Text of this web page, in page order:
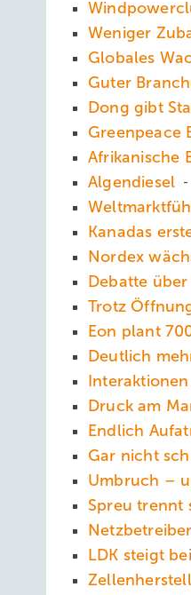
Weniger
Globales
Guter
Dong gibt
Greenpeace
Afrikanische
Algendiesel
Kanadas
Nordex
Debatte
Trotz
Eon plant
Deutlich
Druck am
Endlich
Gar nicht
Umbruch –
Spreu trennt
LDK steigt